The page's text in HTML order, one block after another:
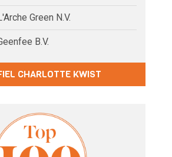
Green N.V.
B.V.
CHARLOTTE KWIST